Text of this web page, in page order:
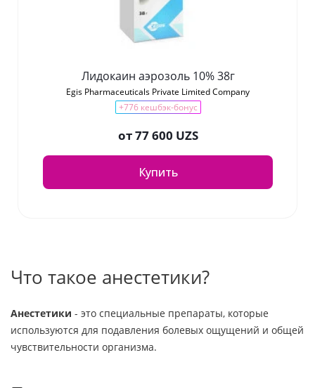
Лидокаин аэрозоль 10% 38г
Egis Pharmaceuticals Private Limited Company
+776 кешбэк-бонус
от77 600 UZS
Купить
Что такое анестетики?
Анестетики - это специальные препараты, которые
используются для подавления болевых ощущений и общей
чувствительности организма.